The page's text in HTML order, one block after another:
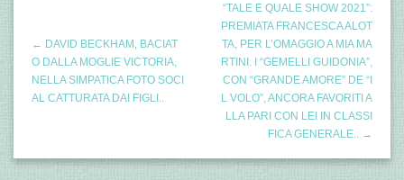
← DAVID BECKHAM, BACIAT
O DALLA MOGLIE VICTORIA,
NELLA SIMPATICA FOTO SOCI
AL CATTURATA DAI FIGLI..
“TALE E QUALE SHOW 2021”:
PREMIATA FRANCESCA ALOT
TA, PER L’OMAGGIO A MIA MA
RTINI. I “GEMELLI GUIDONIA”,
CON “GRANDE AMORE” DE “I
L VOLO”, ANCORA FAVORITI A
LLA PARI CON LEI IN CLASSI
FICA GENERALE.. →